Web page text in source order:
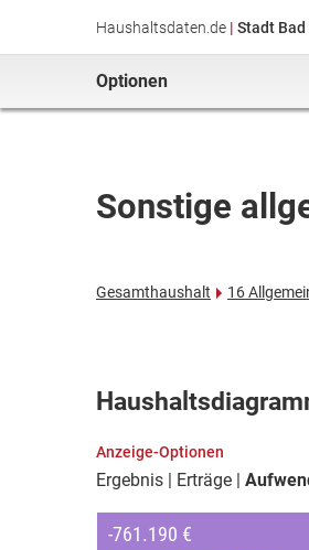
Haushaltsdaten.de | Stadt Bad
Optionen
Sonstige
Gesamthaushalt 16
Anzeige-Optionen
Ergebnis Erträge
-761.190 €